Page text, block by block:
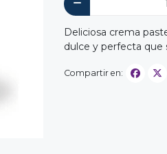
Deliciosa crema
dulce y perfecta que
Compartir en: